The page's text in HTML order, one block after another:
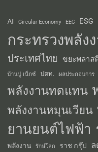
AI Circular Economy EEC ESG
กระทรวงพลัง
ประเทศไทย
ขยะพลาส
บ้านปู เน็กซ์ ปตท. ผลประกอบการ
พลังงานทดแทน
พลังงานหมุนเวียน
ยานยนต์ไฟฟ้า
พลังงาน
รักษ์โลก ราช กรุ๊ป ล